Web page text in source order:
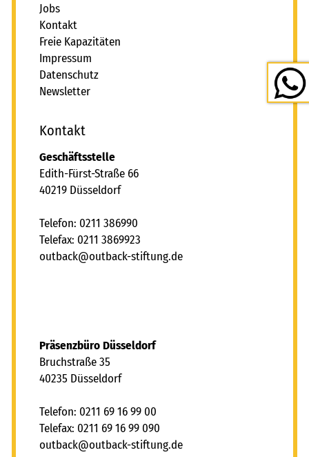
Jobs
Kontakt
Freie Kapazitäten
Impressum
Datenschutz
Newsletter
Kontakt
Geschäftsstelle
Edith-Fürst-Straße 66
40219 Düsseldorf
Telefon: 0211 386990
Telefax: 0211 3869923
tb ck tb ck-stft ngd
Präsenzbüro Düsseldorf
Bruchstraße 35
40235 Düsseldorf
Telefon: 0211 69 16 99 00
Telefax: 0211 69 16 99 090
tb ck tb ck-stft ngd